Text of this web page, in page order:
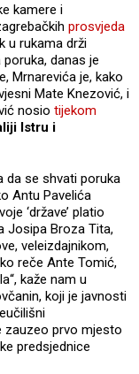
kamere i
prosvjeda
u rukama drži
danas je
Mrnarevića je, kako
Mate Knezović, i
nosio tijekom
Istru i
da se shvati poruka
Antu Pavelića
‘države’ platio
Josipa Broza Tita,
veleizdajnikom,
reče Ante Tomić,
kaže nam u
koji je javnosti
zauzeo prvo mjesto
predsjednice